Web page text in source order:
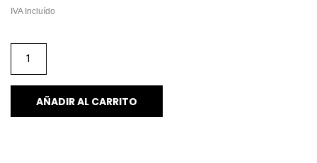
IVA Incluído
AÑADIR AL CARRITO